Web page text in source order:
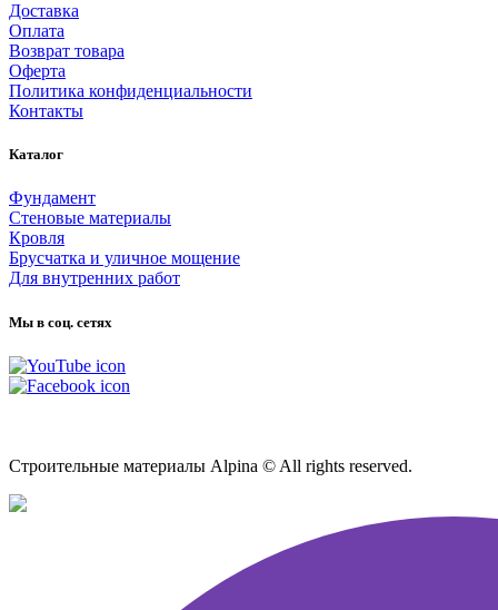
Доставка
Оплата
Возврат товара
Оферта
Политика конфиденциальности
Контакты
Каталог
Фундамент
Стеновые материалы
Кровля
Брусчатка и уличное мощение
Для внутренних работ
Мы в соц. сетях
Строительные материалы Alpina © All rights reserved.